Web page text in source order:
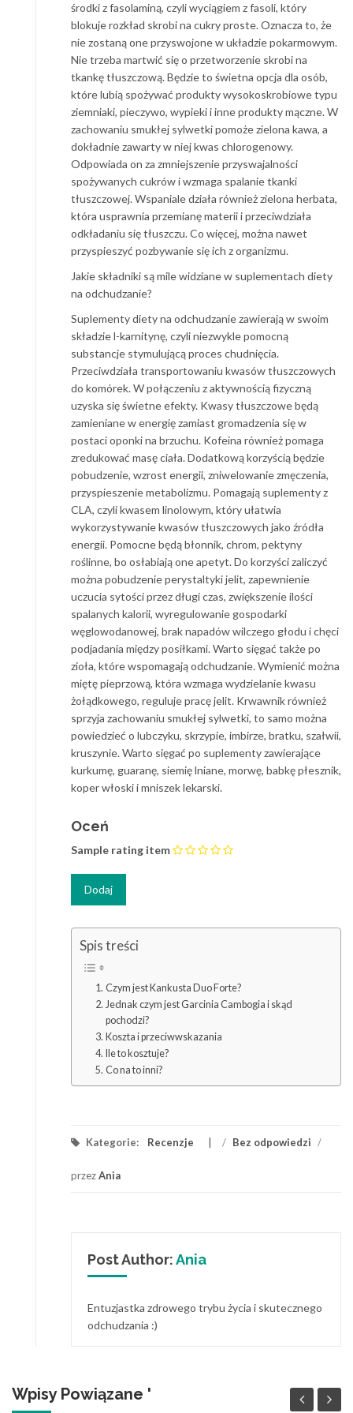
środki z fasolaminą, czyli wyciągiem z fasoli, który
blokuje rozkład skrobi na cukry proste. Oznacza to, że
nie zostaną one przyswojone w układzie pokarmowym.
Nie trzeba martwić się o przetworzenie skrobi na
tkankę tłuszczową. Będzie to świetna opcja dla osób,
które lubią spożywać produkty wysokoskrobiowe typu
ziemniaki, pieczywo, wypieki i inne produkty mączne. W
zachowaniu smukłej sylwetki pomoże zielona kawa, a
dokładnie zawarty w niej kwas chlorogenowy.
Odpowiada on za zmniejszenie przyswajalności
spożywanych cukrów i wzmaga spalanie tkanki
tłuszczowej. Wspaniale działa również zielona herbata,
która usprawnia przemianę materii i przeciwdziała
odkładaniu się tłuszczu. Co więcej, można nawet
przyspieszyć pozbywanie się ich z organizmu.
Jakie składniki są mile widziane w suplementach diety
na odchudzanie?
Suplementy diety na odchudzanie zawierają w swoim
składzie l-karnitynę, czyli niezwykle pomocną
substancje stymulującą proces chudnięcia.
Przeciwdziała transportowaniu kwasów tłuszczowych
do komórek. W połączeniu z aktywnością fizyczną
uzyska się świetne efekty. Kwasy tłuszczowe będą
zamieniane w energię zamiast gromadzenia się w
postaci oponki na brzuchu. Kofeina również pomaga
zredukować masę ciała. Dodatkową korzyścią będzie
pobudzenie, wzrost energii, zniwelowanie zmęczenia,
przyspieszenie metabolizmu. Pomagają suplementy z
CLA, czyli kwasem linolowym, który ułatwia
wykorzystywanie kwasów tłuszczowych jako źródła
energii. Pomocne będą błonnik, chrom, pektyny
roślinne, bo osłabiają one apetyt. Do korzyści zaliczyć
można pobudzenie perystaltyki jelit, zapewnienie
uczucia sytości przez długi czas, zwiększenie ilości
spalanych kalorii, wyregulowanie gospodarki
węglowodanowej, brak napadów wilczego głodu i chęci
podjadania między posiłkami. Warto sięgać także po
zioła, które wspomagają odchudzanie. Wymienić można
miętę pieprzową, która wzmaga wydzielanie kwasu
żołądkowego, reguluje pracę jelit. Krwawnik również
sprzyja zachowaniu smukłej sylwetki, to samo można
powiedzieć o lubczyku, skrzypie, imbirze, bratku, szałwii,
kruszynie. Warto sięgać po suplementy zawierające
kurkumę, guaranę, siemię lniane, morwę, babkę płesznik,
koper włoski i mniszek lekarski.
Oceń
Sample rating item
Spis treści
Czym jest Kankusta Duo Forte?
Jednak czym jest Garcinia Cambogia i skąd
pochodzi?
Koszta i przeciwwskazania
Ile to kosztuje?
Co na to inni?
Kategorie: Recenzje / Bez odpowiedzi /
przezAnia
Post Author:Ania
Entuzjastka zdrowego trybu życia i skutecznego
odchudzania :)
Wpisy Powiązane '